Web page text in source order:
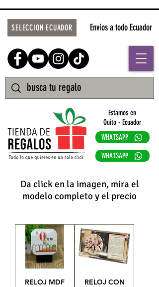
Envíos a todo Ecuador
Estamos en
Quito - Ecuador
WHATSAPP
WHATSAPP
SELECCION ECUADOR
Da click en la imagen, mira el
modelo completo y el precio
RELOJ MDF
RELOJ CON